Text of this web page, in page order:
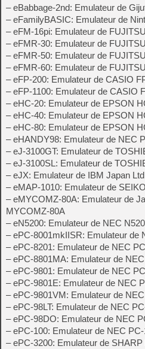
– eBabbage-2nd: Emulateur de
– eFamilyBASIC: Emulateur de
– eFM-16pi: Emulateur de
– eFMR-30: Emulateur de
– eFMR-50: Emulateur de
– eFMR-60: Emulateur de
– eFP-200: Emulateur de CASIO
– eFP-1100: Emulateur de CASIO
– eHC-20: Emulateur de EPSON
– eHC-40: Emulateur de EPSON
– eHC-80: Emulateur de EPSON
– eHANDY98: Emulateur de NEC
– eJ-3100GT: Emulateur de
– eJ-3100SL: Emulateur de
– eJX: Emulateur de IBM Japan
– eMAP-1010: Emulateur de
– eMYCOMZ-80A: Emulateur de
MYCOMZ-80A
– eN5200: Emulateur de NEC
– ePC-8001mkIISR: Emulateur de
– ePC-8201: Emulateur de NEC
– ePC-8801MA: Emulateur de
– ePC-9801: Emulateur de NEC
– ePC-9801E: Emulateur de NEC
– ePC-9801VM: Emulateur de
– ePC-98LT: Emulateur de NEC
– ePC-98DO: Emulateur de NEC
– ePC-100: Emulateur de NEC
– ePC-3200: Emulateur de SHARP